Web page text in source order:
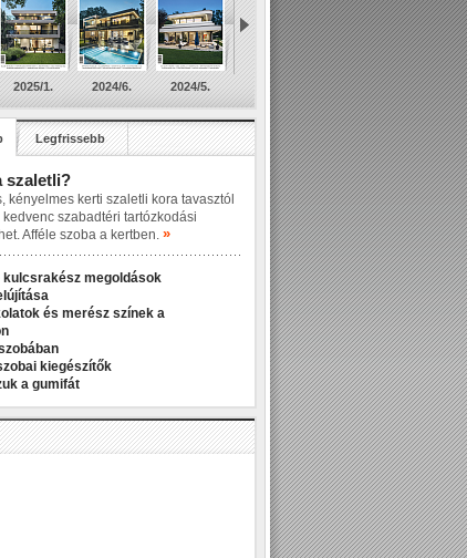
2025/1. 2024/6. 2024/5.
Legfrissebb
szaletli?
kényelmes kerti szaletli kora tavasztól
kedvenc szabadtéri tartózkodási
Afféle szoba a kertben. »
kulcsrakész megoldások
és merész színek a
kiegészítők
a gumifát